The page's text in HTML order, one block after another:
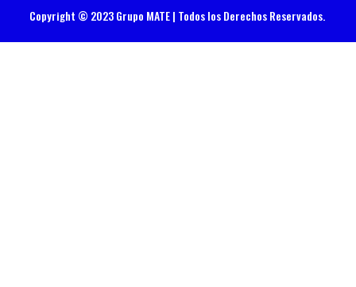
Copyright © 2023 Grupo MATE | Todos los Derechos Reservados.